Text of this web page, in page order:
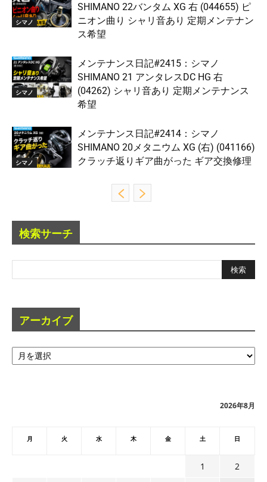
シマノ
SHIMANO 22バンタム XG 右 (044655) ピ
ニオン曲り シャリ音あり 定期メンテナン
ス希望
シマノ
メンテナンス日記#2415：シマノ
SHIMANO 21 アンタレスDC HG 右
(04262) シャリ音あり 定期メンテナンス
希望
シマノ
メンテナンス日記#2414：シマノ
SHIMANO 20メタニウム XG (右) (041166)
クラッチ返りギア曲がった ギア交換修理
検索サーチ
アーカイブ
ア
ー
2026年8月
月 火 水 木 金 土 日
1
2